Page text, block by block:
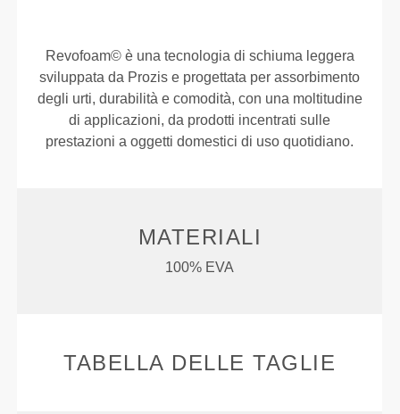
Revofoam© è una tecnologia di schiuma leggera
sviluppata da Prozis e progettata per assorbimento
degli urti, durabilità e comodità, con una moltitudine
di applicazioni, da prodotti incentrati sulle
prestazioni a oggetti domestici di uso quotidiano.
MATERIALI
100% EVA
TABELLA DELLE TAGLIE